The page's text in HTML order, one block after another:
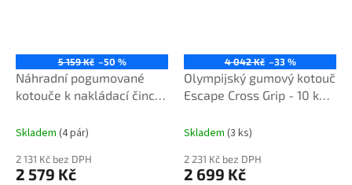
5 159 Kč –50 %
Náhradní pogumované
kotouče k nakládací čince
pár)
Skladem (4 pár)
2 131 Kč bez DPH
2 579 Kč
4 042 Kč –33 %
Olympijský gumový kotouč
Escape Cross Grip - 10 kg
zásob)
Skladem (3 ks)
2 231 Kč bez DPH
2 699 Kč